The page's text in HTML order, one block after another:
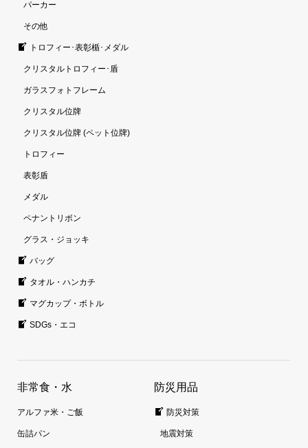
パーカー
その他
トロフィー･表彰楯･メダル
クリスタルトロフィー･盾
ガラスフォトフレーム
クリスタル位牌
クリスタル位牌 (ペット位牌)
トロフィー
表彰盾
メダル
ペナントリボン
グラス・ジョッキ
バッグ
タオル・ハンカチ
マグカップ・ボトル
SDGs・エコ
非常食・水
アルファ米・ご飯
缶詰パン
防災用品
防災対策
地震対策